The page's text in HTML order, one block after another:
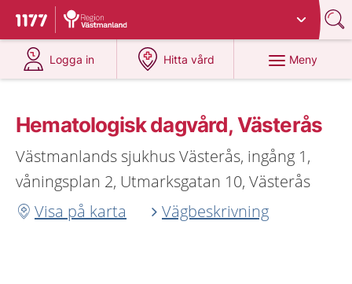
Till startsidan för 1177
Du har valt region
Logga in
på 1177.se
Hitta vård
på 1177.se
Meny
Hematologisk dagvård, Västerås
Västmanlands sjukhus Västerås, ingång 1,
våningsplan 2, Utmarksgatan 10, Västerås
Visa på karta
Vägbeskrivning